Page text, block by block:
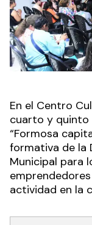
En el Centro
cuarto y quinto
“Formosa
formativa de la
Municipal para
actividad en la